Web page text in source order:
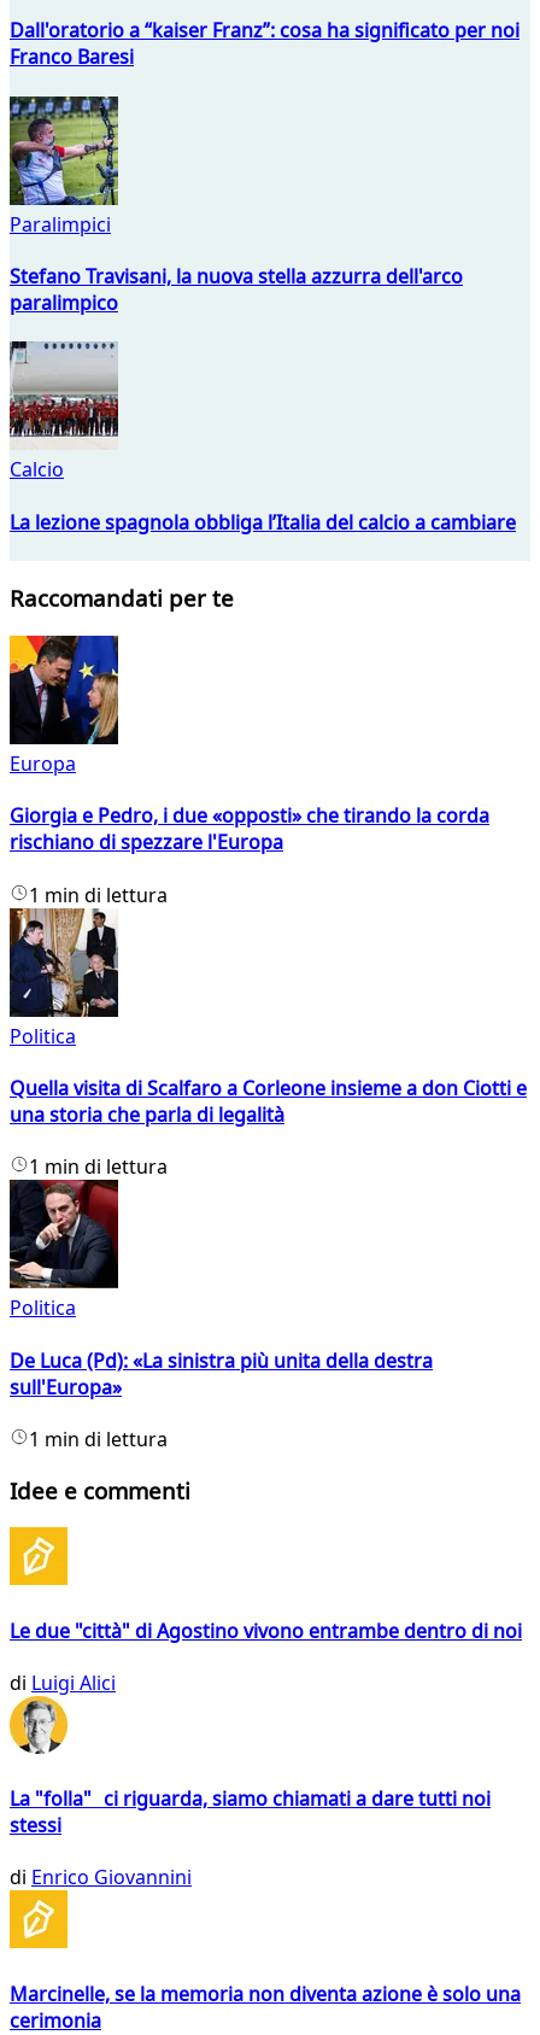
Dall'oratorio a “kaiser Franz”: cosa ha significato per noi
Franco Baresi
Paralimpici
Stefano Travisani, la nuova stella azzurra dell'arco
paralimpico
Calcio
La lezione spagnola obbliga l’Italia del calcio a cambiare
Raccomandati per te
Europa
Giorgia e Pedro, i due «opposti» che tirando la corda
rischiano di spezzare l'Europa
1 min di lettura
Politica
Quella visita di Scalfaro a Corleone insieme a don Ciotti e
una storia che parla di legalità
1 min di lettura
Politica
De Luca (Pd): «La sinistra più unita della destra
sull'Europa»
1 min di lettura
Idee e commenti
Le due "città" di Agostino vivono entrambe dentro di noi
di Luigi Alici
La "folla" ci riguarda, siamo chiamati a dare tutti noi
stessi
di Enrico Giovannini
Marcinelle, se la memoria non diventa azione è solo una
cerimonia